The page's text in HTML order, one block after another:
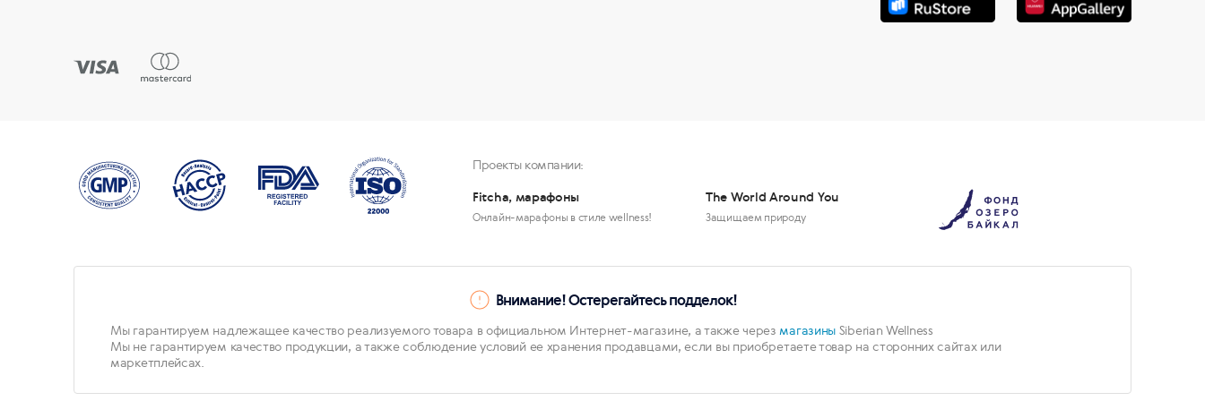
Проекты компании:
Fitcha, марафоны
Онлайн-марафоны в стиле wellness!
The World Around You
Защищаем природу
Внимание! Остерегайтесь подделок!
Мы гарантируем надлежащее качество реализуемого товара в официальном Интернет-магазине, а также черезмагазины Siberian Wellness
Мы не гарантируем качество продукции, а также соблюдение условий ее хранения продавцами, если вы приобретаете товар на сторонних сайтах или
маркетплейсах.